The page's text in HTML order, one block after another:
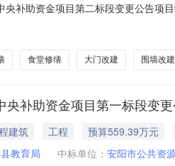
补助资金项目第二标段变更公告
项目概况与招标范围2.1项目名称：
食堂修缮 大门改建 围墙改建
补助资金项目第一标段变
建筑 工程 预算559.39万元
教育局 中标单位： 安阳市公共资